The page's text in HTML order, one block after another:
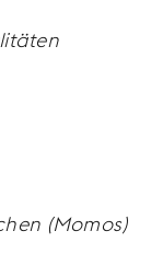
(Momos)